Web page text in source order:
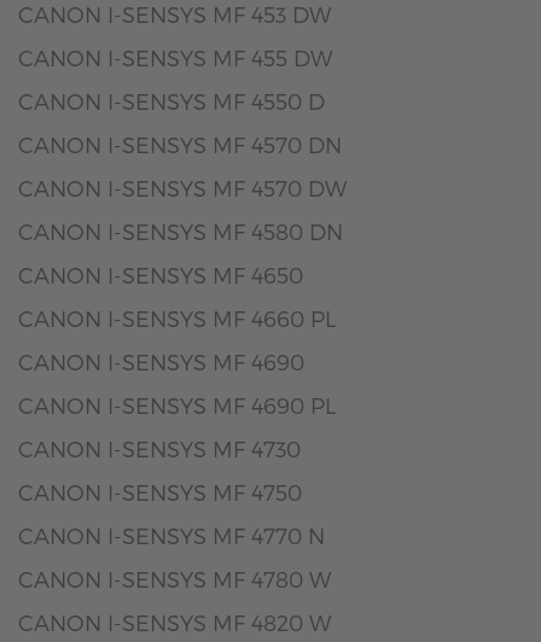
CANON I-SENSYS MF 453 DW
CANON I-SENSYS MF 455 DW
CANON I-SENSYS MF 4550 D
CANON I-SENSYS MF 4570 DN
CANON I-SENSYS MF 4570 DW
CANON I-SENSYS MF 4580 DN
CANON I-SENSYS MF 4650
CANON I-SENSYS MF 4660 PL
CANON I-SENSYS MF 4690
CANON I-SENSYS MF 4690 PL
CANON I-SENSYS MF 4730
CANON I-SENSYS MF 4750
CANON I-SENSYS MF 4770 N
CANON I-SENSYS MF 4780 W
CANON I-SENSYS MF 4820 W